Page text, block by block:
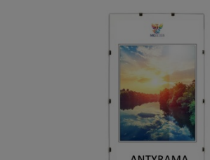
DO KOSZYKA
2 559,99 zł
Cena regularna:
Najniższa cena:
2 559,99 zł
DO KOSZYKA